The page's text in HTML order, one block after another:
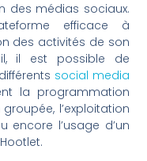
des médias sociaux.
efficace à
des activités de son
il est possible de
social media
la programmation
l’exploitation
l’usage d’un